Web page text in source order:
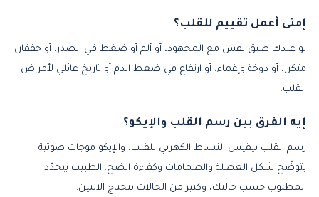
إمتى أعمل تقييم للقلب؟
لو عندك ضيق نفس مع المجهود، أو ألم أو ضغط في الصدر، أو خفقان
متكرر، أو دوخة وإغماء، أو ارتفاع في ضغط الدم أو تاريخ عائلي لأمراض
القلب.
إيه الفرق بين رسم القلب والإيكو؟
رسم القلب بيقيس النشاط الكهربي للقلب، والإيكو موجات صوتية
بتوضّح شكل العضلة والصمامات وكفاءة الضخ. الطبيب بيحدّد
المطلوب حسب حالتك، وكتير من الحالات بتحتاج الاتنين.